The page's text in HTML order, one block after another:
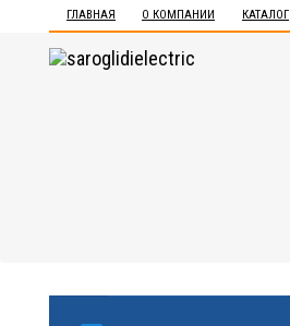
ГЛАВНАЯ О КОМПАНИИ КАТАЛОГ